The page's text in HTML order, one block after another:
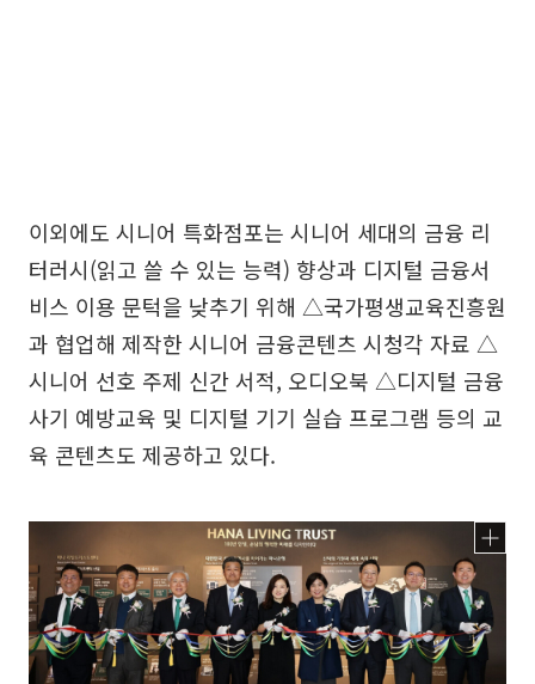
이외에도 시니어 특화점포는 시니어 세대의 금융 리
터러시(읽고 쓸 수 있는 능력) 향상과 디지털 금융서
비스 이용 문턱을 낮추기 위해 △국가평생교육진흥원
과 협업해 제작한 시니어 금융콘텐츠 시청각 자료 △
시니어 선호 주제 신간 서적, 오디오북 △디지털 금융
사기 예방교육 및 디지털 기기 실습 프로그램 등의 교
육 콘텐츠도 제공하고 있다.